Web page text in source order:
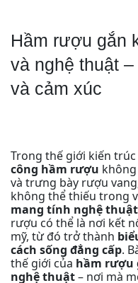
Hầm rượu gắn
và nghệ thuật
và cảm xúc
Trong thế giới kiến
công hầm rượu
và trưng bày rượu
không thể thiếu trong
mang tính nghệ thuật
rượu có thể là nơi kết
mỹ, từ đó trở thành
cách sống đẳng cấp.
thế giới của hầm rượu
nghệ thuật– nơi mà